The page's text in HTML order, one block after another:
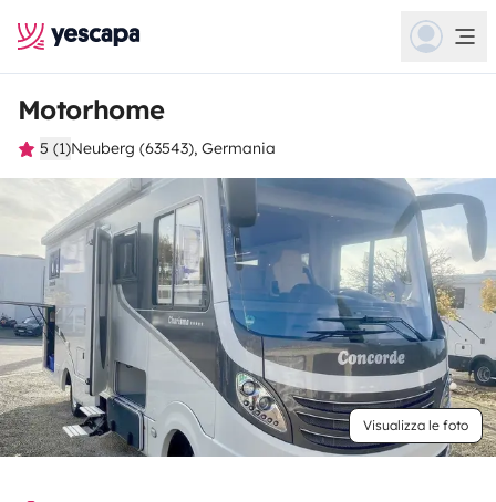
Motorhome
5 (1)Neuberg (63543), Germania
Visualizza le foto